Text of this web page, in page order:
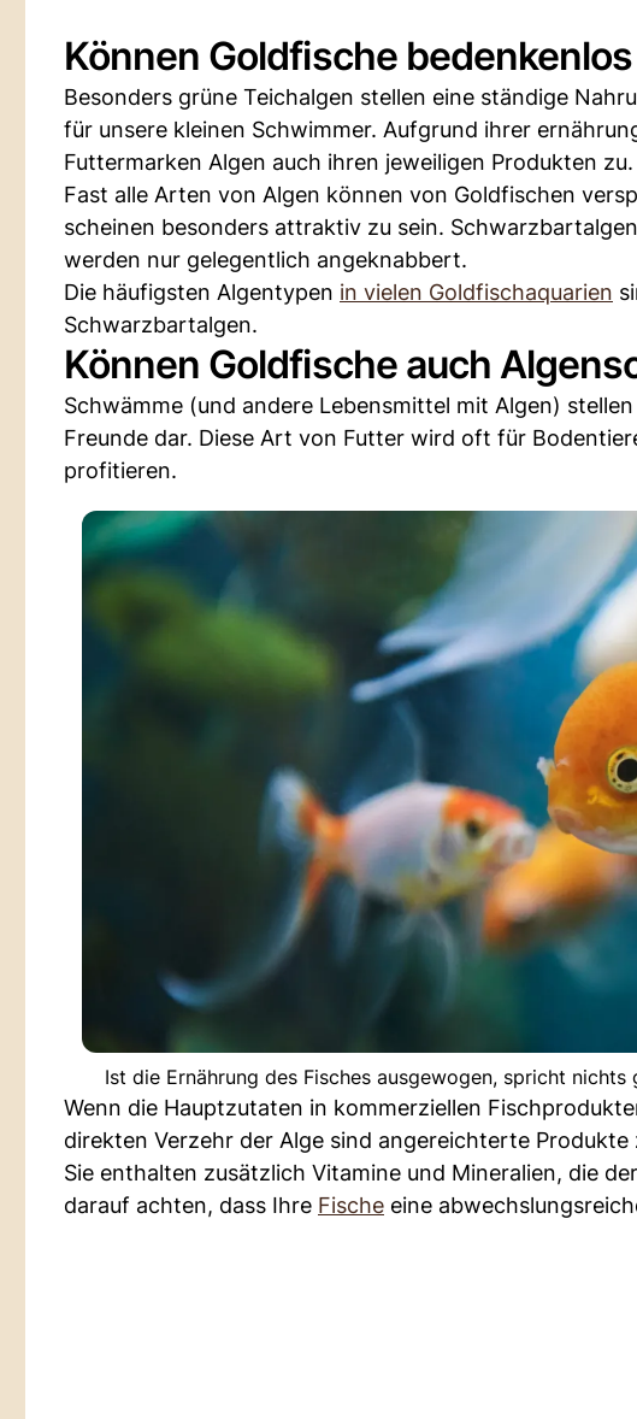
Können Goldfische
Besonders grüne Teichalgen stellen eine ständige
für unsere kleinen Schwimmer. Aufgrund ihrer
Futtermarken Algen auch ihren jeweiligen Produkten zu.
Fast alle Arten von Algen können von Goldfischen
scheinen besonders attraktiv zu sein.
werden nur gelegentlich angeknabbert.
Die häufigsten Algentypen in vielen Goldfischaquarien
Schwarzbartalgen.
Können Goldfische auch
Schwämme (und andere Lebensmittel mit Algen)
Freunde dar. Diese Art von Futter wird oft für
profitieren.
Ist die Ernährung des Fisches ausgewogen, spricht
Wenn die Hauptzutaten in kommerziellen
direkten Verzehr der Alge sind angereichterte Produkte
Sie enthalten zusätzlich Vitamine und Mineralien, die
darauf achten, dass Ihre Fische eine